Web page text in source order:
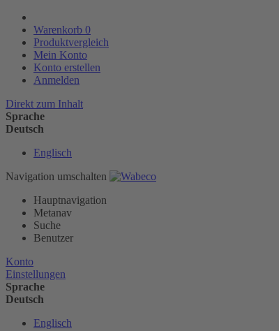
Warenkorb 0
Produktvergleich
Mein Konto
Konto erstellen
Anmelden
Direkt zum Inhalt
Sprache
Deutsch
Englisch
Navigation umschalten
Hauptnavigation
Metanav
Suche
Benutzer
Konto
Einstellungen
Sprache
Deutsch
Englisch